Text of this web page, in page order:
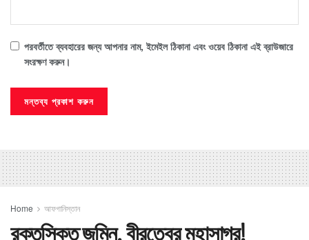
পরবর্তীতে ব্যবহারের জন্য আপনার নাম, ইমেইল ঠিকানা এবং ওয়েব ঠিকানা এই ব্রাউজারে
সংরক্ষণ করুন।
Home আফগানিস্তান
রক্তসিক্ত জমিন, বীরত্বের মহাসাগর!